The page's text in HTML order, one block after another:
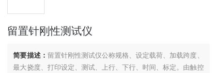
留置针刚性测试仪
简要描述： 留置针刚性测试仪公称规格、设定载荷、加载跨度、
最大挠度、打印设定、测试、上行、下行、时间、标定。由触控